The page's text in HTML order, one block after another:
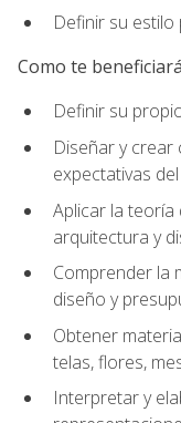
Definir su
Como te
Definir su
Diseñar y
expectativas
Aplicar la teoría
arquitectura y
Comprender la
diseño y
Obtener
telas, flores,
Interpretar y